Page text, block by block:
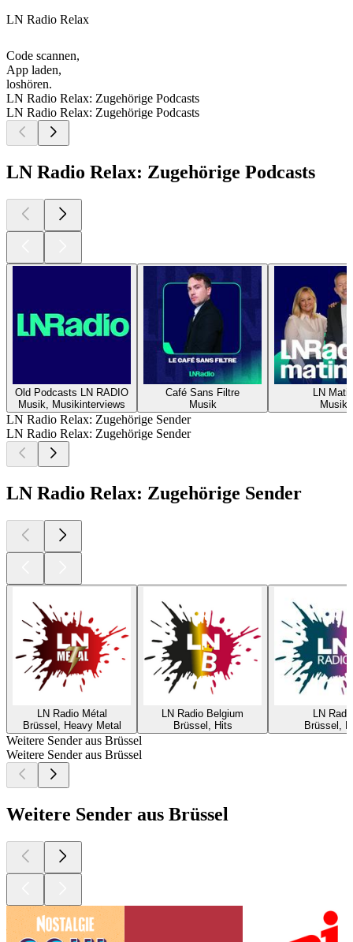
LN Radio Relax
Code scannen,
App laden,
loshören.
LN Radio Relax: Zugehörige Podcasts
LN Radio Relax: Zugehörige Podcasts
LN Radio Relax: Zugehörige Podcasts
Old Podcasts LN RADIO
Musik, Musikinterviews
Café Sans Filtre
Musik
LN Matin
Musik
LN Radio Relax: Zugehörige Sender
LN Radio Relax: Zugehörige Sender
LN Radio Relax: Zugehörige Sender
LN Radio Métal
Brüssel, Heavy Metal
LN Radio Belgium
Brüssel, Hits
LN
Brüssel,
Weitere Sender aus Brüssel
Weitere Sender aus Brüssel
Weitere Sender aus Brüssel